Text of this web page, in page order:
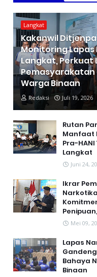
Langkat
Kakanwil
Monitoring Lapas
Langkat, Perkuat
Pemasyarakatan
Warga Binaan
Redaksi Juli 19, 2026
Rutan
Manfaat
Pra-
Langkat
Juni 24,
Ikrar
Mei 09,
Lapas
Gandeng
Bahaya
Binaan